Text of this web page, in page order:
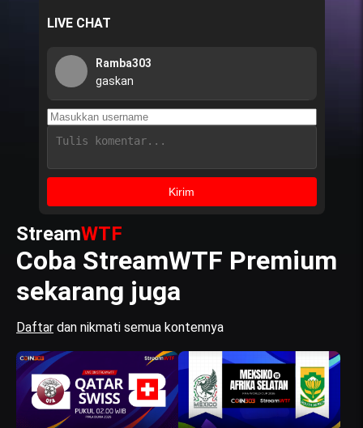
LIVE CHAT
Ramba303
gaskan
Kirim
StreamWTF
Coba StreamWTF Premium
sekarang juga
Daftar dan nikmati semua kontennya